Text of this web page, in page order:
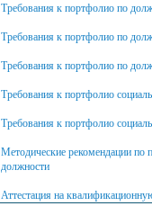
Требования к портфолио по
Требования к портфолио по
Требования к портфолио по
Требования к портфолио
Требования к портфолио
Методические рекомендации по
должности
Аттестация на